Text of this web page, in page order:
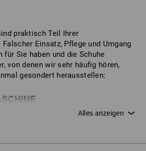
praktisch Teil Ihrer
Einsatz, Pflege und Umgang
für Sie haben und die Schuhe
von denen wir sehr häufig hören,
gesondert herausstellen: